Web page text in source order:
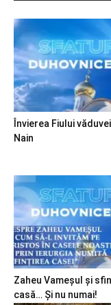
Învierea Fiului
Nain
Zaheu Vameșul și
casă… Și nu numai!